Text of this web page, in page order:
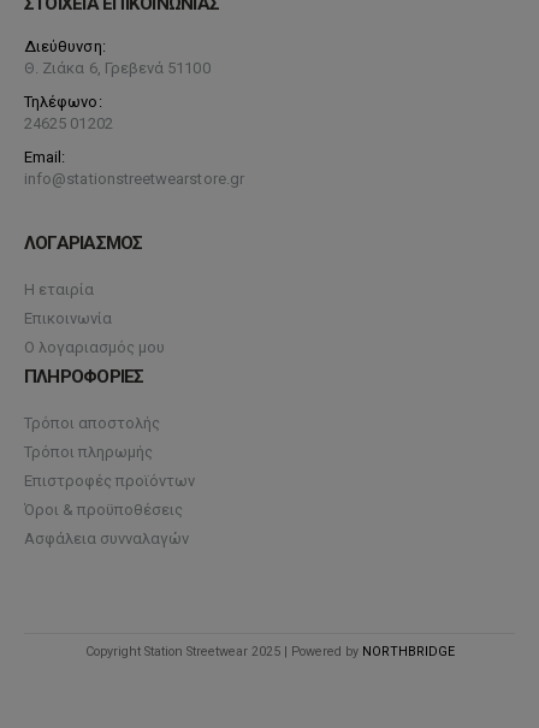
Διεύθυνση:
Θ. Ζιάκα 6, Γρεβενά 51100
Τηλέφωνο:
24625 01202
Email:
info@stationstreetwearstore.gr
ΛΟΓΑΡΙΑΣΜΟΣ
Η εταιρία
Επικοινωνία
Ο λογαριασμός μου
ΠΛΗΡΟΦΟΡΙΕΣ
Τρόποι αποστολής
Τρόποι πληρωμής
Επιστροφές προϊόντων
Όροι & προϋποθέσεις
Ασφάλεια συνναλαγών
Copyright Station Streetwear 2025 | Powered by NORTHBRIDGE